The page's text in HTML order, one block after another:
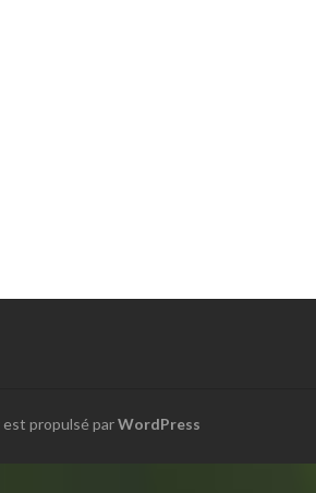
est propulsé parWordPress